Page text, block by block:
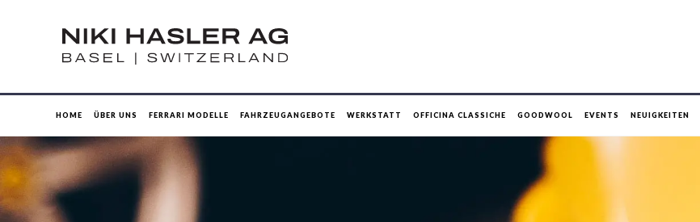
HOME ÜBER UNS FERRARI MODELLE FAHRZEUGANGEBOTE WERKSTATT OFFICINA CLASSICHE GOODWOOL EVENTS NEUIGKEITEN